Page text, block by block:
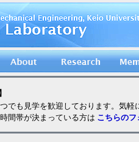
でも見学を歓迎しております。気
間帯が決まっている方は こちらのフ